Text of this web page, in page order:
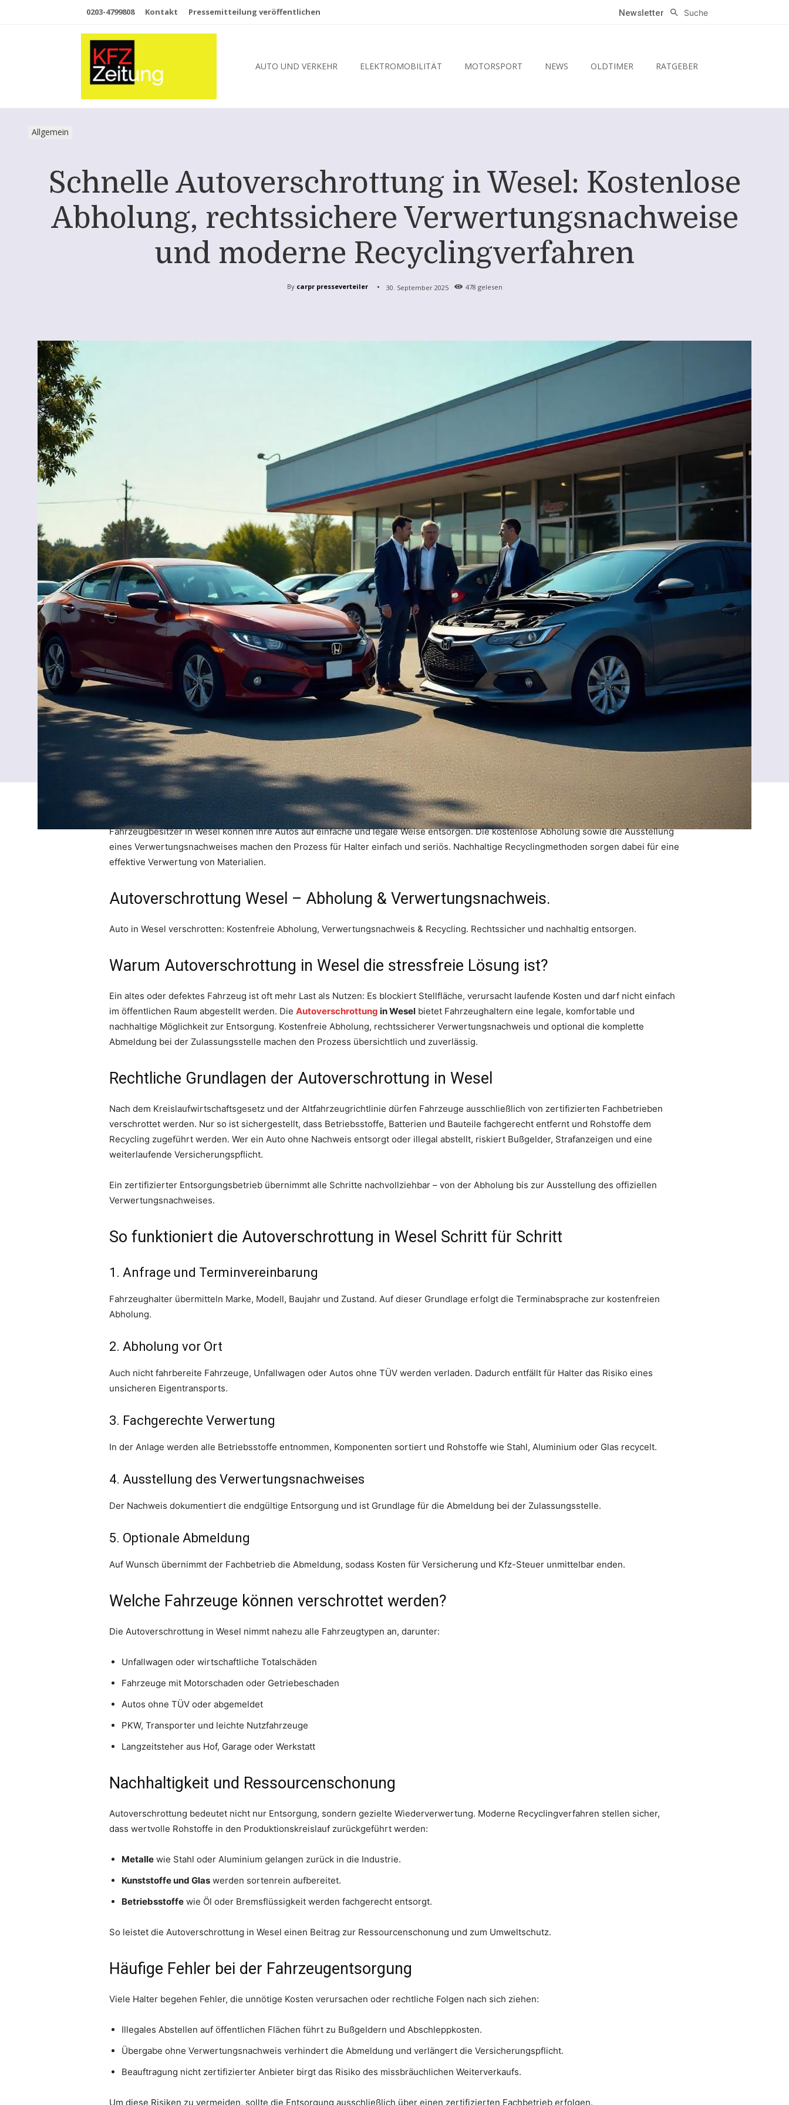
0203-4799808 Kontakt Pressemitteilung veröffentlichen Newsletter Suche
AUTO UND VERKEHR ELEKTROMOBILITÄT MOTORSPORT NEWS OLDTIMER RATGEBER
Allgemein
Schnelle Autoverschrottung in Wesel: Kostenlose
Abholung, rechtssichere Verwertungsnachweise
und moderne Recyclingverfahren
By carpr presseverteiler 30. September 2025 478 gelesen
Fahrzeugbesitzer in Wesel können ihre Autos auf einfache und legale Weise entsorgen. Die kostenlose Abholung sowie die Ausstellung
eines Verwertungsnachweises machen den Prozess für Halter einfach und seriös. Nachhaltige Recyclingmethoden sorgen dabei für eine
effektive Verwertung von Materialien.
Autoverschrottung Wesel – Abholung & Verwertungsnachweis.
Auto in Wesel verschrotten: Kostenfreie Abholung, Verwertungsnachweis & Recycling. Rechtssicher und nachhaltig entsorgen.
Warum Autoverschrottung in Wesel die stressfreie Lösung ist?
Ein altes oder defektes Fahrzeug ist oft mehr Last als Nutzen: Es blockiert Stellfläche, verursacht laufende Kosten und darf nicht einfach
im öffentlichen Raum abgestellt werden. Die Autoverschrottung in Wesel bietet Fahrzeughaltern eine legale, komfortable und
nachhaltige Möglichkeit zur Entsorgung. Kostenfreie Abholung, rechtssicherer Verwertungsnachweis und optional die komplette
Abmeldung bei der Zulassungsstelle machen den Prozess übersichtlich und zuverlässig.
Rechtliche Grundlagen der Autoverschrottung in Wesel
Nach dem Kreislaufwirtschaftsgesetz und der Altfahrzeugrichtlinie dürfen Fahrzeuge ausschließlich von zertifizierten Fachbetrieben
verschrottet werden. Nur so ist sichergestellt, dass Betriebsstoffe, Batterien und Bauteile fachgerecht entfernt und Rohstoffe dem
Recycling zugeführt werden. Wer ein Auto ohne Nachweis entsorgt oder illegal abstellt, riskiert Bußgelder, Strafanzeigen und eine
weiterlaufende Versicherungspflicht.
Ein zertifizierter Entsorgungsbetrieb übernimmt alle Schritte nachvollziehbar – von der Abholung bis zur Ausstellung des offiziellen
Verwertungsnachweises.
So funktioniert die Autoverschrottung in Wesel Schritt für Schritt
1. Anfrage und Terminvereinbarung
Fahrzeughalter übermitteln Marke, Modell, Baujahr und Zustand. Auf dieser Grundlage erfolgt die Terminabsprache zur kostenfreien
Abholung.
2. Abholung vor Ort
Auch nicht fahrbereite Fahrzeuge, Unfallwagen oder Autos ohne TÜV werden verladen. Dadurch entfällt für Halter das Risiko eines
unsicheren Eigen­transports.
3. Fachgerechte Verwertung
In der Anlage werden alle Betriebsstoffe entnommen, Komponenten sortiert und Rohstoffe wie Stahl, Aluminium oder Glas recycelt.
4. Ausstellung des Verwertungsnachweises
Der Nachweis dokumentiert die endgültige Entsorgung und ist Grundlage für die Abmeldung bei der Zulassungsstelle.
5. Optionale Abmeldung
Auf Wunsch übernimmt der Fachbetrieb die Abmeldung, sodass Kosten für Versicherung und Kfz-Steuer unmittelbar enden.
Welche Fahrzeuge können verschrottet werden?
Die Autoverschrottung in Wesel nimmt nahezu alle Fahrzeugtypen an, darunter:
Unfallwagen oder wirtschaftliche Totalschäden
Fahrzeuge mit Motorschaden oder Getriebeschaden
Autos ohne TÜV oder abgemeldet
PKW, Transporter und leichte Nutzfahrzeuge
Langzeitsteher aus Hof, Garage oder Werkstatt
Nachhaltigkeit und Ressourcenschonung
Autoverschrottung bedeutet nicht nur Entsorgung, sondern gezielte Wiederverwertung. Moderne Recyclingverfahren stellen sicher,
dass wertvolle Rohstoffe in den Produktionskreislauf zurückgeführt werden:
Metalle wie Stahl oder Aluminium gelangen zurück in die Industrie.
Kunststoffe und Glas werden sortenrein aufbereitet.
Betriebsstoffe wie Öl oder Bremsflüssigkeit werden fachgerecht entsorgt.
So leistet die Autoverschrottung in Wesel einen Beitrag zur Ressourcenschonung und zum Umweltschutz.
Häufige Fehler bei der Fahrzeugentsorgung
Viele Halter begehen Fehler, die unnötige Kosten verursachen oder rechtliche Folgen nach sich ziehen:
Illegales Abstellen auf öffentlichen Flächen führt zu Bußgeldern und Abschleppkosten.
Übergabe ohne Verwertungsnachweis verhindert die Abmeldung und verlängert die Versicherungspflicht.
Beauftragung nicht zertifizierter Anbieter birgt das Risiko des missbräuchlichen Weiterverkaufs.
Um diese Risiken zu vermeiden, sollte die Entsorgung ausschließlich über einen zertifizierten Fachbetrieb erfolgen.